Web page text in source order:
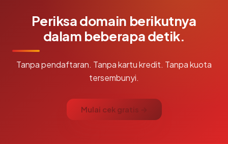
Periksa domain berikutnya
dalam beberapa detik.
Tanpa pendaftaran. Tanpa kartu kredit. Tanpa kuota
tersembunyi.
Mulai cek gratis →